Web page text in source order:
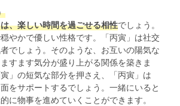
、楽しい時間を過ごせる相性でしょう。
穏やかで優しい性格です。「丙寅」は社交
でしょう。そのような、お互いの陽気な
すます気分が盛り上がる関係を築きま
」の短気な部分を押さえ、「丙寅」は
をサポートするでしょう。一緒にいると
に物事を進めていくことができます。